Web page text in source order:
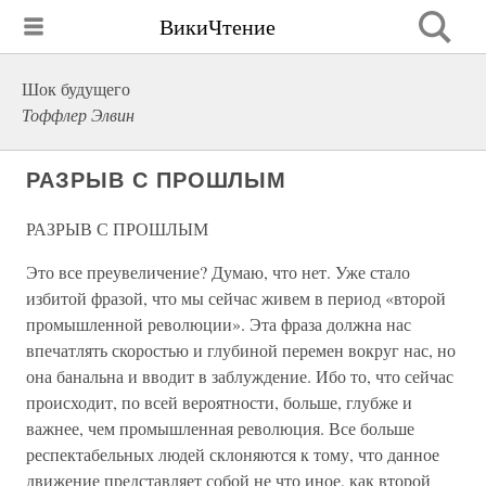
ВикиЧтение
Шок будущего
Тоффлер Элвин
РАЗРЫВ С ПРОШЛЫМ
РАЗРЫВ С ПРОШЛЫМ
Это все преувеличение? Думаю, что нет. Уже стало
избитой фразой, что мы сейчас живем в период «второй
промышленной революции». Эта фраза должна нас
впечатлять скоростью и глубиной перемен вокруг нас, но
она банальна и вводит в заблуждение. Ибо то, что сейчас
происходит, по всей вероятности, больше, глубже и
важнее, чем промышленная революция. Все больше
респектабельных людей склоняются к тому, что данное
движение представляет собой не что иное, как второй